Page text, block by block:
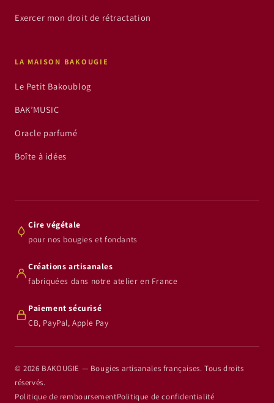
Exercer mon droit de rétractation
LA MAISON BAKOUGIE
Le Petit Bakoublog
BAK’MUSIC
Oracle parfumé
Boîte à idées
Cire végétale
pour nos bougies et fondants
Créations artisanales
fabriquées dans notre atelier en France
Paiement sécurisé
CB, PayPal, Apple Pay
© 2026 BAKOUGIE — Bougies artisanales françaises. Tous droits
réservés.
Politique de remboursementPolitique de confidentialité